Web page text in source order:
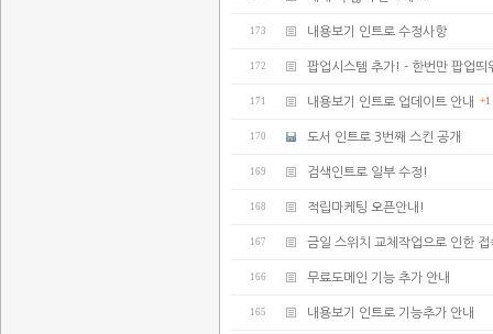
173 내용보기 인트로 수정사항
172 팝업시스템 추가! - 한번만 팝업띄
171 내용보기 인트로 업데이트 안내 +1
170 도서 인트로 3번째 스킨 공개
169 검색인트로 일부 수정!
168 적립마케팅 오픈안내!
167 금일 스위치 교체작업으로 인한 접
166 무료도메인 기능 추가 안내
165 내용보기 인트로 기능추가 안내